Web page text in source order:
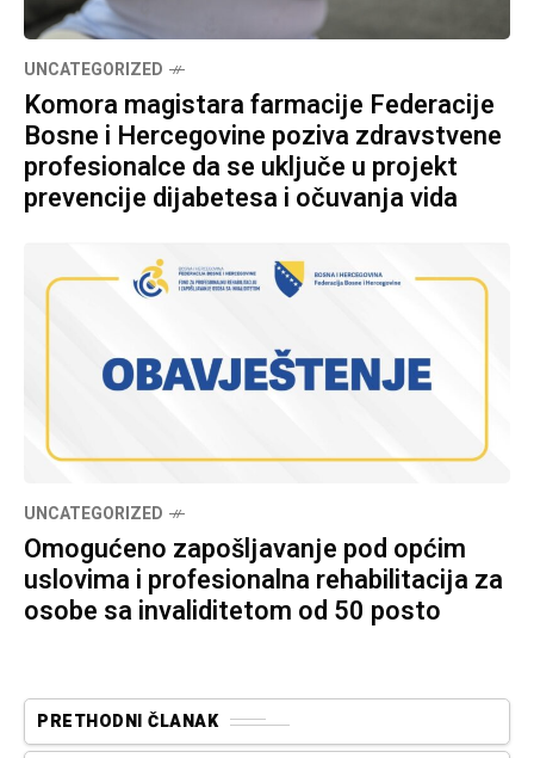
UNCATEGORIZED
Komora magistara farmacije Federacije
Bosne i Hercegovine poziva zdravstvene
profesionalce da se uključe u projekt
prevencije dijabetesa i očuvanja vida
UNCATEGORIZED
Omogućeno zapošljavanje pod općim
uslovima i profesionalna rehabilitacija za
osobe sa invaliditetom od 50 posto
PRETHODNI ČLANAK